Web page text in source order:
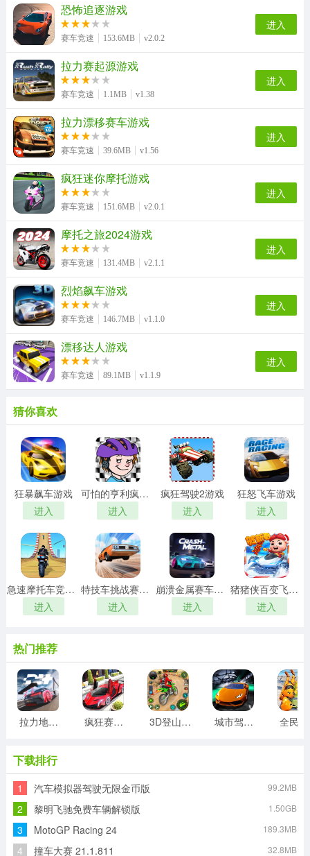
恐怖追逐游戏
赛车竞速 153.6MB v2.0.2
进入
拉力赛起源游戏
赛车竞速 1.1MB v1.38
进入
拉力漂移赛车游戏
赛车竞速 39.6MB v1.56
进入
疯狂迷你摩托游戏
赛车竞速 151.6MB v2.0.1
进入
摩托之旅2024游戏
赛车竞速 131.4MB v2.1.1
进入
烈焰飙车游戏
赛车竞速 146.7MB v1.1.0
进入
漂移达人游戏
赛车竞速 89.1MB v1.1.9
进入
猜你喜欢
狂暴飙车游戏
进入
可怕的亨利疯狂卡丁车游戏
进入
疯狂驾驶2游戏
进入
狂怒飞车游戏
进入
急速摩托车竞速游戏
进入
特技车挑战赛3游戏
进入
崩溃金属赛车游戏
进入
猪猪侠百变飞车游戏
进入
热门推荐
拉力地平线游戏 疯狂赛车驾驶游戏 3D登山越野摩托车游戏 城市驾驶挑战3D
下载排行
1 汽车模拟器驾驶无限金币版 99.2MB
2 黎明飞驰免费车辆解锁版 1.50GB
3 MotoGP Racing 24 189.3MB
4 撞车大赛 21.1.811 32.8MB